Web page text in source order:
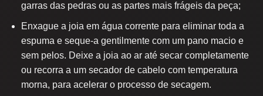
garras das pedras ou as partes mais frágeis da peça;
Enxague a joia em água corrente para eliminar toda a
espuma e seque-a gentilmente com um pano macio e
sem pelos. Deixe a joia ao ar até secar completamente
ou recorra a um secador de cabelo com temperatura
morna, para acelerar o processo de secagem.